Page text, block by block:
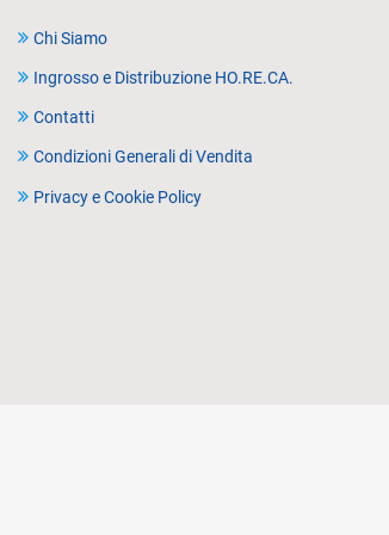
Chi Siamo
Ingrosso e Distribuzione HO.RE.CA.
Contatti
Condizioni Generali di Vendita
Privacy e Cookie Policy